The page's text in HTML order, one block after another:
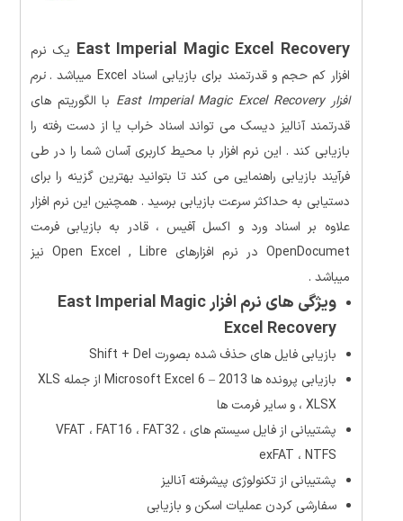
East Imperial Magic Excel Recovery یک نرم
افزار کم حجم و قدرتمند برای بازیابی اسناد Excel میباشد .
نرم
افزار East Imperial Magic Excel Recovery
با الگوریتم های
قدرتمند آنالیز دیسک می تواند اسناد خراب یا از دست رفته را
بازیابی کند . این نرم افزار با محیط کاربری آسان شما را در طی
فرآیند بازیابی راهنمایی می کند تا بتوانید بهترین گزینه را برای
دستیابی به حداکثر سرعت بازیابی برسید . همچنین این نرم افزار
علاوه بر اسناد ورد و اکسل آفیس ، قادر به بازیابی فرمت
OpenDocumet در نرم افزارهای Open Excel , Libre نیز
میباشد .
ویژگی های نرم افزار East Imperial Magic
Excel Recovery
بازیابی فایل های حذف شده بصورت Shift + Del
بازیابی پرونده ها Microsoft Excel 6 – 2013 از جمله XLS
، XLSX و سایر فرمت ها
پشتیبانی از فایل سیستم های VFAT ، FAT16 ، FAT32 ،
exFAT ، NTFS
پشتیبانی از تکنولوژی پیشرفته آنالیز
سفارشی کردن عملیات اسکن و بازیابی